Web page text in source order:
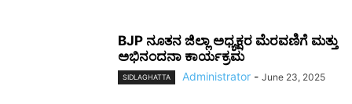
BJP ನೂತನ ಜಿಲ್ಲಾ ಅಧ್ಯಕ್ಷರ ಮೆರವಣಿಗೆ ಮತ್ತು
ಅಭಿನಂದನಾ ಕಾರ್ಯಕ್ರಮ
SIDLAGHATTA Administrator - June 23, 2025